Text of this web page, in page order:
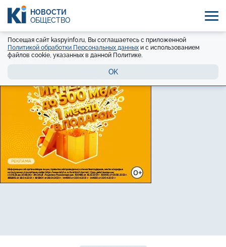
НОВОСТИ
ОБЩЕСТВО
Посещая сайт kaspyinfo.ru, Вы соглашаетесь с приложенной
Политикой обработки Персональных данных и с использованием
файлов cookie, указанных в данной Политике.
OK